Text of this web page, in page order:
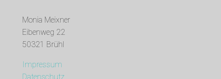
Monia Meixner
Eibenweg 22
50321 Brühl
Impressum
Datenschutz